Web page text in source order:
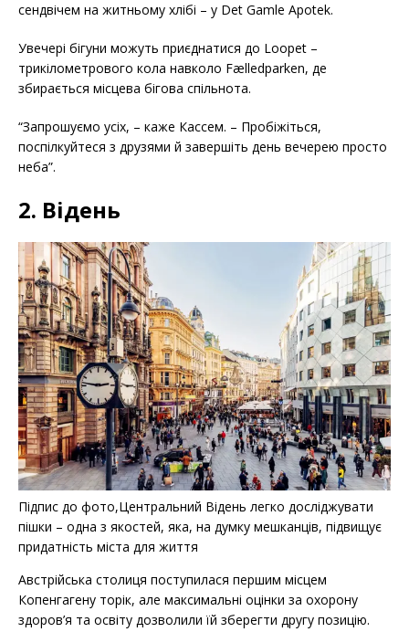
сендвічем на житньому хлібі – у Det Gamle Apotek.
Увечері бігуни можуть приєднатися до Loopet –
трикілометрового кола навколо Fælledparken, де
збирається місцева бігова спільнота.
“Запрошуємо усіх, – каже Кассем. – Пробіжіться,
поспілкуйтеся з друзями й завершіть день вечерею просто
неба”.
2. Відень
Підпис до фото,Центральний Відень легко досліджувати
пішки – одна з якостей, яка, на думку мешканців, підвищує
придатність міста для життя
Австрійська столиця поступилася першим місцем
Копенгагену торік, але максимальні оцінки за охорону
здоров’я та освіту дозволили їй зберегти другу позицію.